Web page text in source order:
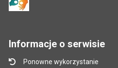
Informacje o serwisie
Ponowne wykorzystanie